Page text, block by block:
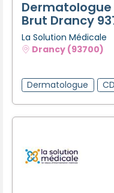
Dermatologue
Brut Drancy
La Solution Médicale
Drancy (93700)
Dermatologue